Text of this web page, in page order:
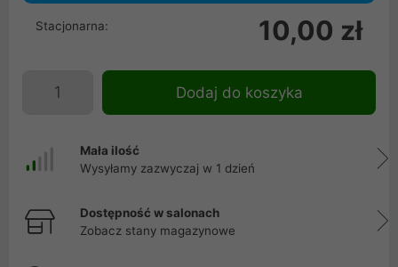
Stacjonarna: 10,00 zł
Dodaj do koszyka
Mała ilość
Wysyłamy zazwyczaj w 1 dzień
Dostępność w salonach
Zobacz stany magazynowe